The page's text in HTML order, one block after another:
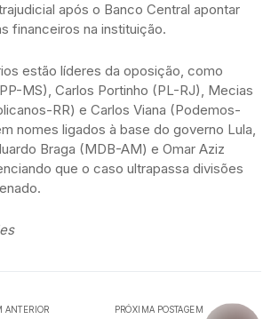
após o Banco Central apontar
financeiros na instituição.
estão líderes da oposição, como
MS), Carlos Portinho (PL-RJ), Mecias
RR) e Carlos Viana (Podemos-
nomes ligados à base do governo Lula,
Braga (MDB-AM) e Omar Aziz
que o caso ultrapassa divisões
ANTERIOR PRÓXIMA POSTAGEM